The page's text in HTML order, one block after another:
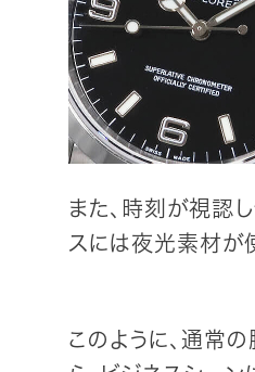
また、時刻が視認
スには夜光素材が
このように、通常